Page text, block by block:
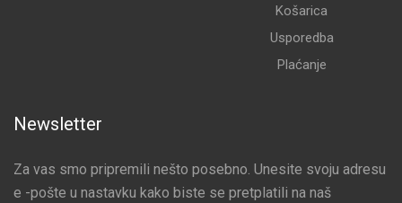
Košarica
Usporedba
Plaćanje
Newsletter
Za vas smo pripremili nešto posebno. Unesite svoju adresu
e -pošte u nastavku kako biste se pretplatili na naš